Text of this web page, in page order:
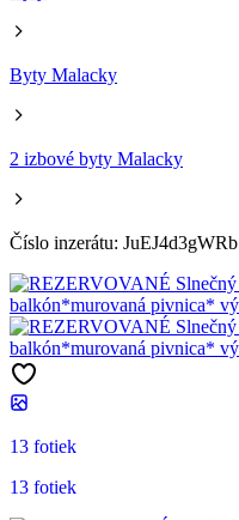
Byty Malacky
2 izbové byty Malacky
Číslo inzerátu: JuEJ4d3gWRb
13 fotiek
13 fotiek